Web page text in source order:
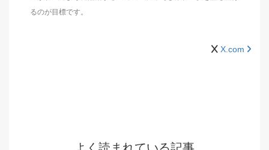
るのが目標です。
X.com